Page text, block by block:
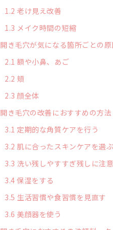
1.2 老け見え改善
1.3 メイク時間の短縮
開き毛穴が気になる箇所ごとの
2.1 額や小鼻、あご
2.2 頬
2.3 顔全体
開き毛穴の改善におすすめの方法
3.1 定期的な角質ケアを行う
3.2 肌に合ったスキンケアを選ぶ
3.3 洗い残しやすすぎ残しに注
3.4 保湿をする
3.5 生活習慣や食習慣を見直す
3.6 美顔器を使う